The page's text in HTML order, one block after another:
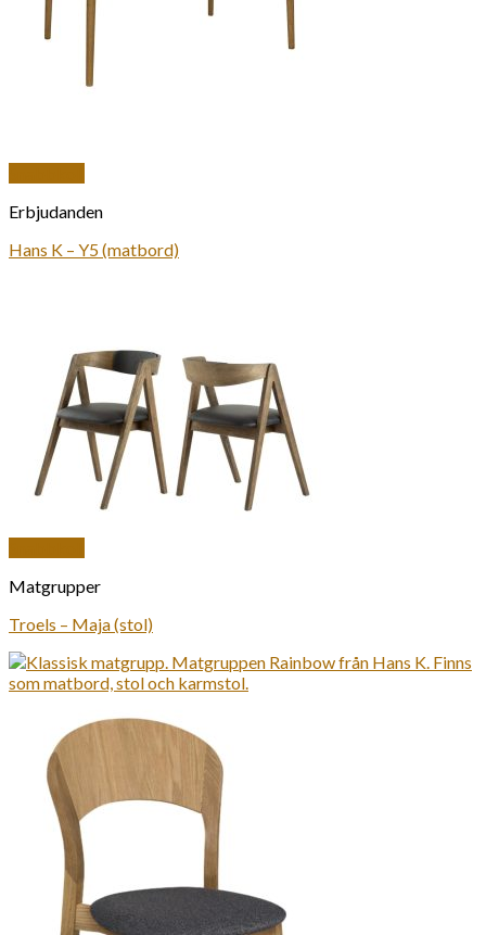
Erbjudanden
Hans K – Y5 (matbord)
Matgrupper
Troels – Maja (stol)